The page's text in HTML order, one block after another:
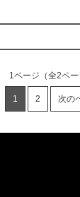
1ページ （全2ペー
1 2 次の